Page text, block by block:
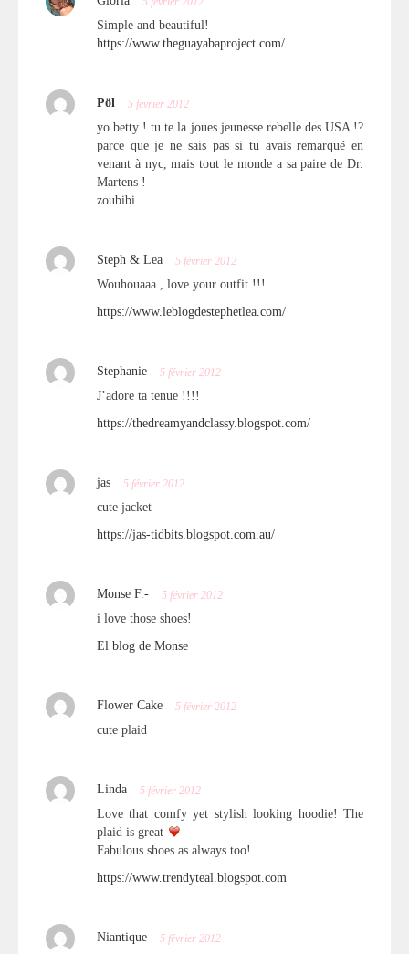
Simple and beautiful!
https://www.theguayabaproject.com/
Pöl 5 février 2012
yo betty ! tu te la joues jeunesse rebelle des USA !?
parce que je ne sais pas si tu avais remarqué en
venant à nyc, mais tout le monde a sa paire de Dr.
Martens !
zoubibi
Steph & Lea 5 février 2012
Wouhouaaa , love your outfit !!!
https://www.leblogdestephetlea.com/
Stephanie 5 février 2012
J’adore ta tenue !!!!
https://thedreamyandclassy.blogspot.com/
jas 5 février 2012
cute jacket
https://jas-tidbits.blogspot.com.au/
Monse F.- 5 février 2012
i love those shoes!
El blog de Monse
Flower Cake 5 février 2012
cute plaid
Linda 5 février 2012
Love that comfy yet stylish looking hoodie! The
plaid is great
Fabulous shoes as always too!
https://www.trendyteal.blogspot.com
Niantique 5 février 2012